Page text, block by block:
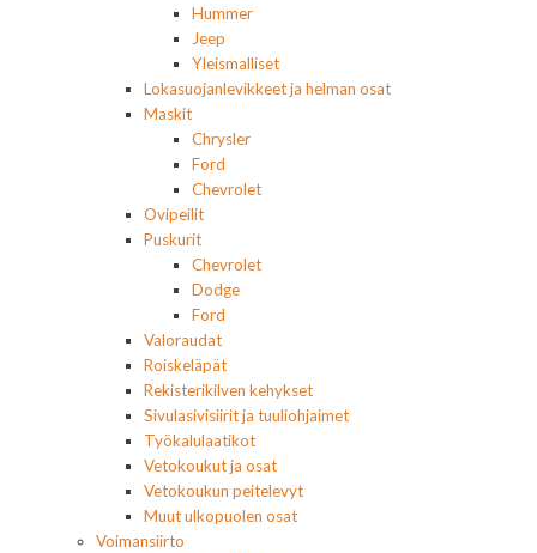
Hummer
Jeep
Yleismalliset
Lokasuojanlevikkeet ja helman osat
Maskit
Chrysler
Ford
Chevrolet
Ovipeilit
Puskurit
Chevrolet
Dodge
Ford
Valoraudat
Roiskeläpät
Rekisterikilven kehykset
Sivulasivisiirit ja tuuliohjaimet
Työkalulaatikot
Vetokoukut ja osat
Vetokoukun peitelevyt
Muut ulkopuolen osat
Voimansiirto